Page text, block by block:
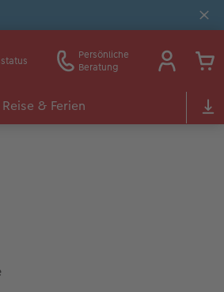
Persönliche
Beratung
Reise & Ferien